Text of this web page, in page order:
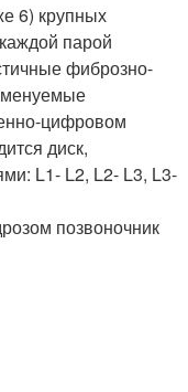
6) крупных
парой
фиброзно-
цифровом
диск,
L1- L2, L2- L3, L3-
позвоночник